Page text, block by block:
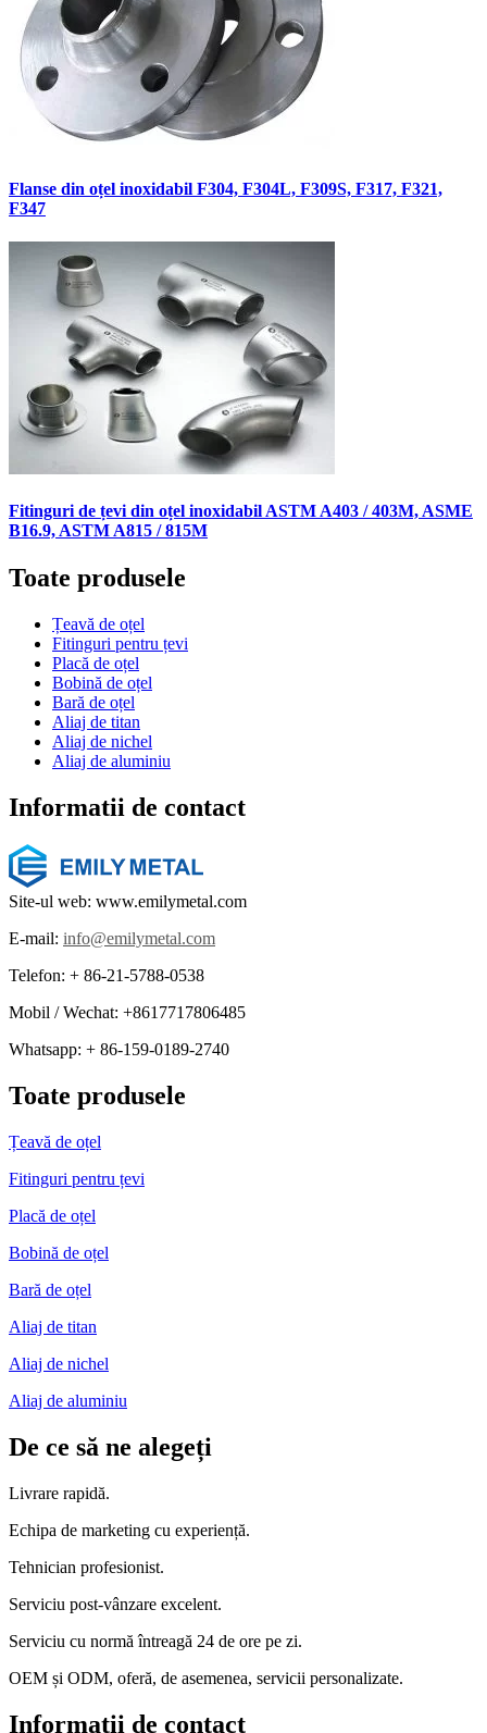
Flanse din oțel inoxidabil F304, F304L, F309S, F317, F321,
F347
Fitinguri de țevi din oțel inoxidabil ASTM A403 / 403M, ASME
B16.9, ASTM A815 / 815M
Toate produsele
Țeavă de oțel
Fitinguri pentru țevi
Placă de oțel
Bobină de oțel
Bară de oțel
Aliaj de titan
Aliaj de nichel
Aliaj de aluminiu
Informatii de contact
Site-ul web: www.emilymetal.com
E-mail: info@emilymetal.com
Telefon: + 86-21-5788-0538
Mobil / Wechat: +8617717806485
Whatsapp: + 86-159-0189-2740
Toate produsele
Țeavă de oțel
Fitinguri pentru țevi
Placă de oțel
Bobină de oțel
Bară de oțel
Aliaj de titan
Aliaj de nichel
Aliaj de aluminiu
De ce să ne alegeți
Livrare rapidă.
Echipa de marketing cu experiență.
Tehnician profesionist.
Serviciu post-vânzare excelent.
Serviciu cu normă întreagă 24 de ore pe zi.
OEM și ODM, oferă, de asemenea, servicii personalizate.
Informatii de contact